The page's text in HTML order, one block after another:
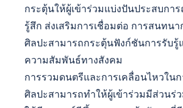
กระตุ้นให้ผู้เข้าร่วมแบ่งปันประสบกา
รู้สึก ส่งเสริมการเชื่อมต่อ การสนทนา
ศิลปะสามารถกระตุ้นฟังก์ชันการรับรู้
ความสัมพันธ์ทางสังคม
การรวมดนตรีและการเคลื่อนไหวใน
ศิลปะสามารถทำให้ผู้เข้าร่วมมีส่วนร่